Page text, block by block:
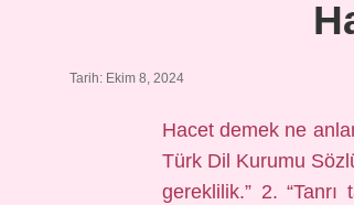
Tarih: Ekim 8, 2024
Hacet demek ne
Türk Dil Kurumu
gereklilik.” 2.